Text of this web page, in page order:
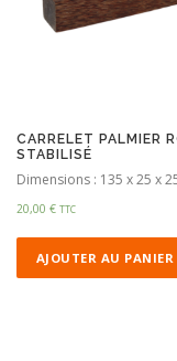
CARRELET PALMIER
STABILISÉ
Dimensions : 135 x 25 x
20,00 € TTC
AJOUTER AU PANIER